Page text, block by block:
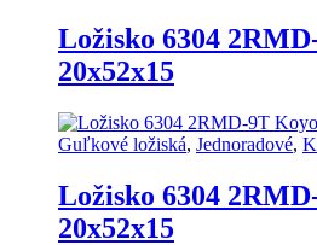
Ložisko 6304
20x52x15
Guľkové ložiská, Jednoradové,
Ložisko 6304
20x52x15